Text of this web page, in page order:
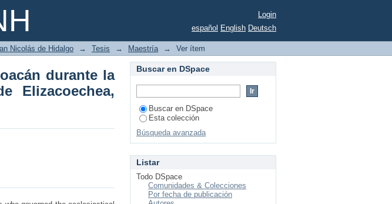
durante la gestión episcopal del
Login
español English Deutsch
Nicolás de Hidalgo → Tesis → Maestría → Ver ítem
durante la
Elizacoechea,
Buscar en DSpace
Buscar en DSpace
Esta colección
Búsqueda avanzada
Listar
Todo DSpace
Comunidades & Colecciones
Por fecha de publicación